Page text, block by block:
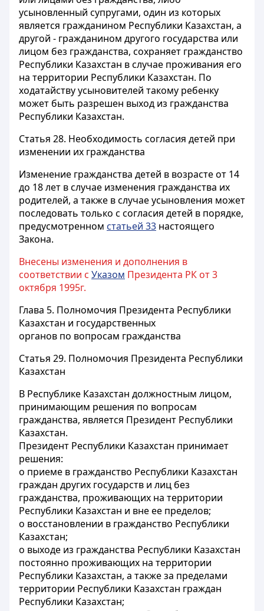
усыновленный супругами, один из которых
является гражданином Республики Казахстан, а
другой - гражданином другого государства или
лицом без гражданства, сохраняет гражданство
Республики Казахстан в случае проживания его
на территории Республики Казахстан. По
ходатайству усыновителей такому ребенку
может быть разрешен выход из гражданства
Республики Казахстан.
Статья 28. Необходимость согласия детей при
изменении их гражданства
Изменение гражданства детей в возрасте от 14
до 18 лет в случае изменения гражданства их
родителей, а также в случае усыновления может
последовать только с согласия детей в порядке,
предусмотренном статьей 33 настоящего
Закона.
Внесены изменения и дополнения в
соответствии с Указом Президента РК от 3
октября 1995г.
Глава 5. Полномочия Президента Республики
Казахстан и государственных
органов по вопросам гражданства
Статья 29. Полномочия Президента Республики
Казахстан
В Республике Казахстан должностным лицом,
принимающим решения по вопросам
гражданства, является Президент Республики
Казахстан.
Президент Республики Казахстан принимает
решения:
о приеме в гражданство Республики Казахстан
граждан других государств и лиц без
гражданства, проживающих на территории
Республики Казахстан и вне ее пределов;
о восстановлении в гражданство Республики
Казахстан;
о выходе из гражданства Республики Казахстан
постоянно проживающих на территории
Республики Казахстан, а также за пределами
территории Республики Казахстан граждан
Республики Казахстан;